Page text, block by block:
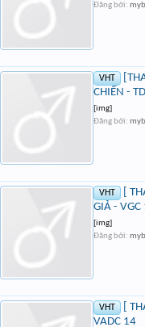
Đăng bởi:
VHT
CHIẾN -
[img]
Đăng bởi:
VHT
[
GIẢ - VGC
[img]
Đăng bởi:
VHT
[
VADC 14